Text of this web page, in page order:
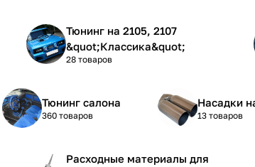
Тюнинг на 2105, 2107
&quot;Классика&quot;
28 товаров
Тюнинг салона
360 товаров
Насадки
13 товаров
Расходные материалы для